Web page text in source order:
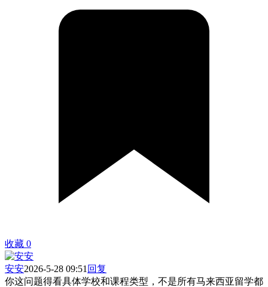
收藏 0
安安2026-5-28 09:51 回复
你这问题得看具体学校和课程类型，不是所有马来西亚留学都